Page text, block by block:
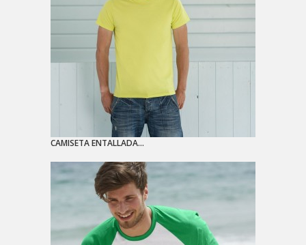
CAMISETA ENTALLADA...